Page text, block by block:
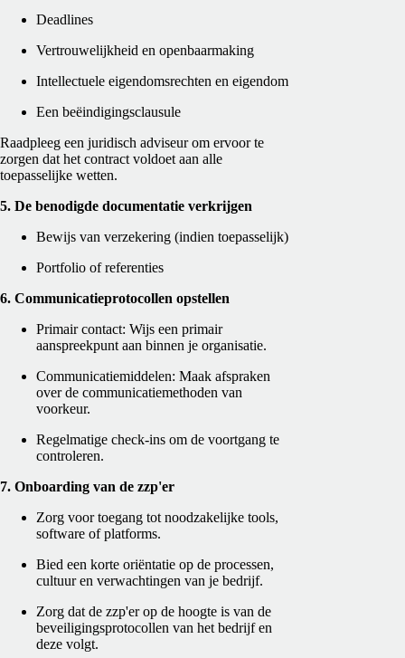
Deadlines
Vertrouwelijkheid en openbaarmaking
Intellectuele eigendomsrechten en eigendom
Een beëindigingsclausule
Raadpleeg een juridisch adviseur om ervoor te
zorgen dat het contract voldoet aan alle
toepasselijke wetten.
5. De benodigde documentatie verkrijgen
Bewijs van verzekering (indien toepasselijk)
Portfolio of referenties
6. Communicatieprotocollen opstellen
Primair contact: Wijs een primair
aanspreekpunt aan binnen je organisatie.
Communicatiemiddelen: Maak afspraken
over de communicatiemethoden van
voorkeur.
Regelmatige check-ins om de voortgang te
controleren.
7. Onboarding van de zzp'er
Zorg voor toegang tot noodzakelijke tools,
software of platforms.
Bied een korte oriëntatie op de processen,
cultuur en verwachtingen van je bedrijf.
Zorg dat de zzp'er op de hoogte is van de
beveiligingsprotocollen van het bedrijf en
deze volgt.